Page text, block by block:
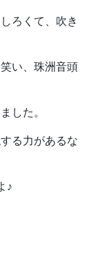
ろくて、吹き
い、珠洲音頭
した。
る力があるな
♪